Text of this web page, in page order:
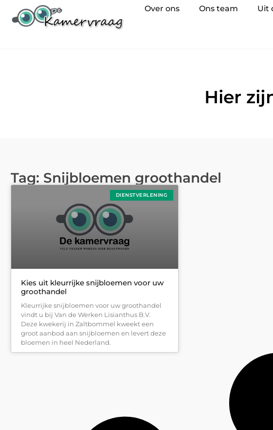
Over ons Ons team Uit
Hier
Tag: Snijbloemen groothandel
DIENSTVERLENING
Kies uit kleurrijke snijbloemen voor uw
groothandel
Kleurrijke snijbloemen voor uw groothandel
vindt u bij Van de Werken Lisianthus B.V.
Deze kwekerij in Zaltbommel kweekt een
groot aanbod aan snijbloemen en levert deze
bloemen in heel Nederland.